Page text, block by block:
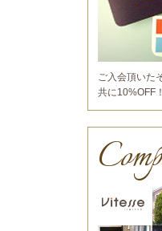
ご入会頂いた
共に10%OFF！